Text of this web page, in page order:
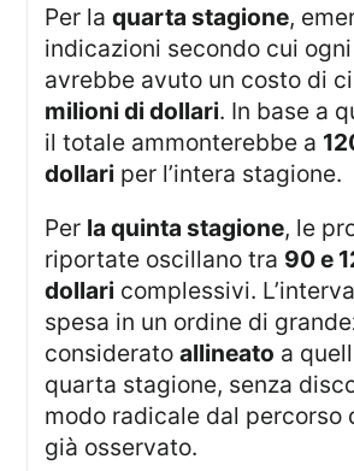
Per laquarta stagione,
indicazioni secondo cui
avrebbe avuto un costo di
milioni di dollari. In base a
il totale ammonterebbe a
dollari per l’intera stagione.
Per la quinta stagione, le
riportate oscillano tra 90 e
dollari complessivi.
spesa in un ordine di
consideratoallineato a
quarta stagione, senza
modo radicale dal percorso
già osservato.